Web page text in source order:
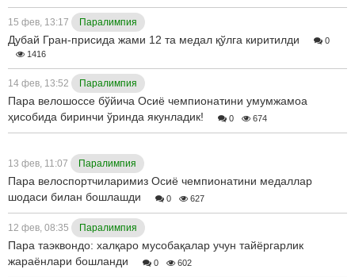
15 фев, 13:17 Паралимпия
Дубай Гран-присида жами 12 та медал қўлга киритилди
0
1416
14 фев, 13:52 Паралимпия
Пара велошоссе бўйича Осиё чемпионатини умумжамоа
ҳисобида биринчи ўринда якунладик!
0 674
13 фев, 11:07 Паралимпия
Пара велоспортчиларимиз Осиё чемпионатини медаллар
шодаси билан бошлашди
0 627
12 фев, 08:35 Паралимпия
Пара таэквондо: халқаро мусобақалар учун тайёргарлик
жараёнлари бошланди
0 602